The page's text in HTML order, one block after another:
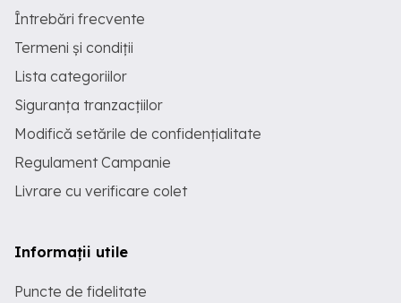
Întrebări frecvente
Termeni și condiții
Lista categoriilor
Siguranța tranzacțiilor
Modifică setările de confidențialitate
Regulament Campanie
Livrare cu verificare colet
Informații utile
Puncte de fidelitate